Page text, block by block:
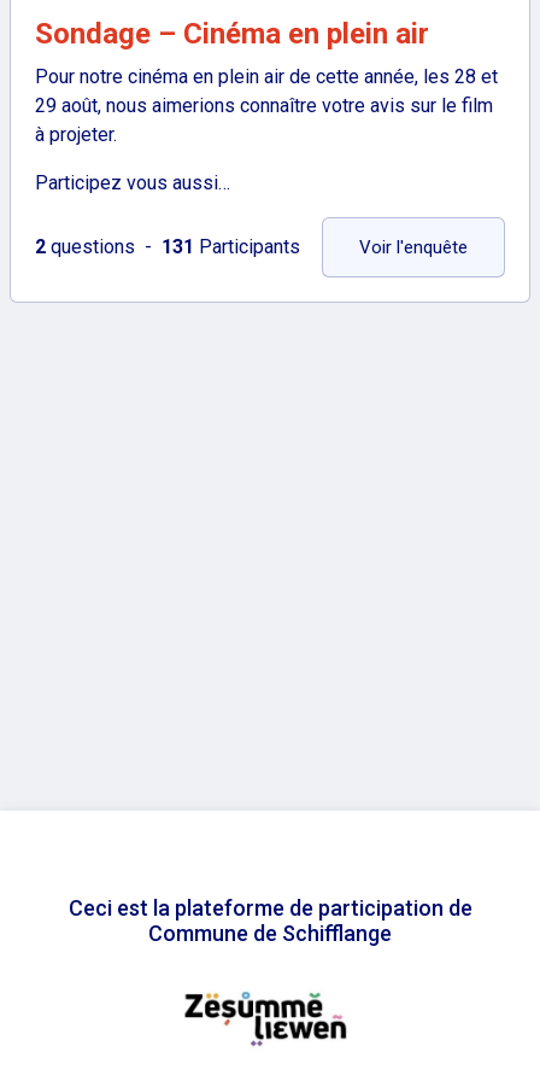
Sondage – Cinéma en plein air
Pour notre cinéma en plein air de cette année, les 28 et
29 août, nous aimerions connaître votre avis sur le film
à projeter.
Participez vous aussi…
2 questions 131 Participants Voir l'enquête
Ceci est la plateforme de participation de
Commune de Schifflange